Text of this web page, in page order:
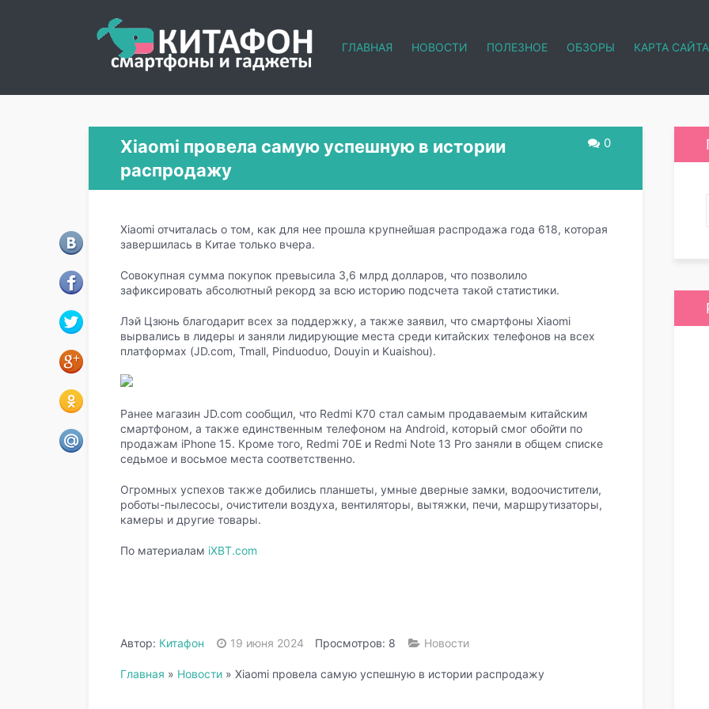
ГЛАВНАЯ НОВОСТИ ПОЛЕЗНОЕ ОБЗОРЫ КАРТА САЙТА
0
Xiaomi провела самую успешную в истории
распродажу
Xiaomi отчиталась о том, как для нее прошла крупнейшая распродажа года 618, которая
завершилась в Китае только вчера.
Совокупная сумма покупок превысила 3,6 млрд долларов, что позволило
зафиксировать абсолютный рекорд за всю историю подсчета такой статистики.
Лэй Цзюнь благодарит всех за поддержку, а также заявил, что смартфоны Xiaomi
вырвались в лидеры и заняли лидирующие места среди китайских телефонов на всех
платформах (JD.com, Tmall, Pinduoduo, Douyin и Kuaishou).
Ранее магазин JD.com сообщил, что Redmi K70 стал самым продаваемым китайским
смартфоном, а также единственным телефоном на Android, который смог обойти по
продажам iPhone 15. Кроме того, Redmi 70E и Redmi Note 13 Pro заняли в общем списке
седьмое и восьмое места соответственно.
Огромных успехов также добились планшеты, умные дверные замки, водоочистители,
роботы-пылесосы, очистители воздуха, вентиляторы, вытяжки, печи, маршрутизаторы,
камеры и другие товары.
По материалам iXBT.com
Автор: Китафон 19 июня 2024 Просмотров: 8 Новости
Главная » Новости » Xiaomi провела самую успешную в истории распродажу